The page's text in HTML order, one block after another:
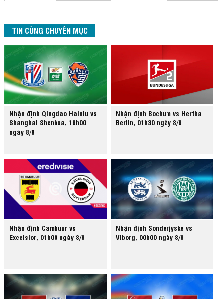
TIN CÙNG CHUYÊN MỤC
Nhận định Qingdao Hainiu vs
Shanghai Shenhua, 18h00
ngày 8/8
Nhận định Bochum vs Hertha
Berlin, 01h30 ngày 8/8
Nhận định Cambuur vs
Excelsior, 01h00 ngày 8/8
Nhận định Sonderjyske vs
Viborg, 00h00 ngày 8/8